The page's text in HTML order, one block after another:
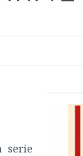
serie